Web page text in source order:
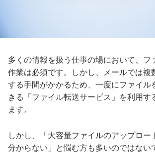
多くの情報を扱う仕事の場において、フ
作業は必須です。しかし、メールでは複
する手間がかかるため、一度にファイル
きる「ファイル転送サービス」を利用す
ます。
しかし、「大容量ファイルのアップロー
分からない」と悩む方も多いのではない